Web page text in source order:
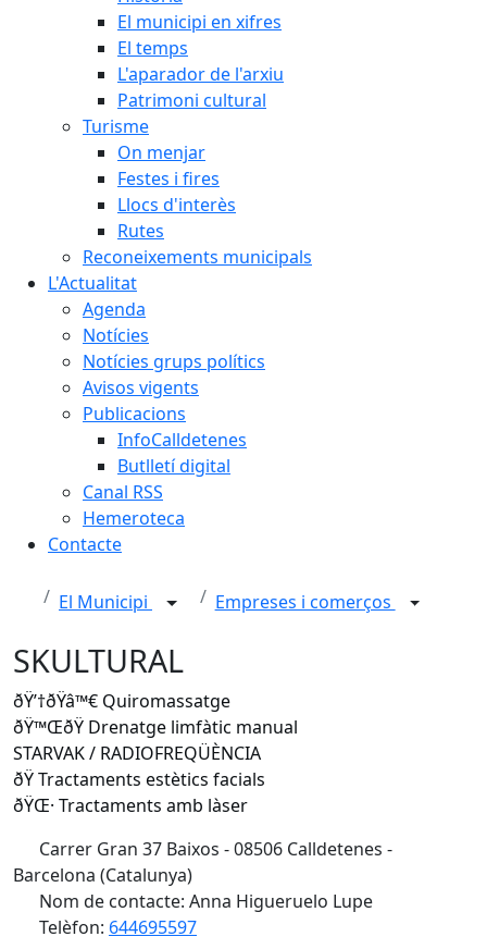
El municipi en xifres
El temps
L'aparador de l'arxiu
Patrimoni cultural
Turisme
On menjar
Festes i fires
Llocs d'interès
Rutes
Reconeixements municipals
L'Actualitat
Agenda
Notícies
Notícies grups polítics
Avisos vigents
Publicacions
InfoCalldetenes
Butlletí digital
Canal RSS
Hemeroteca
Contacte
El Municipi Empreses i comerços
SKULTURAL
ðŸ’†ðŸ‍â™€️ Quiromassatge
ðŸ™ŒðŸ Drenatge limfàtic manual
STARVAK / RADIOFREQÜÈNCIA
ðŸ Tractaments estètics facials
ðŸŒ· Tractaments amb làser
Carrer Gran 37 Baixos - 08506 Calldetenes -
Barcelona (Catalunya)
Nom de contacte: Anna Higueruelo Lupe
Telèfon: 644695597